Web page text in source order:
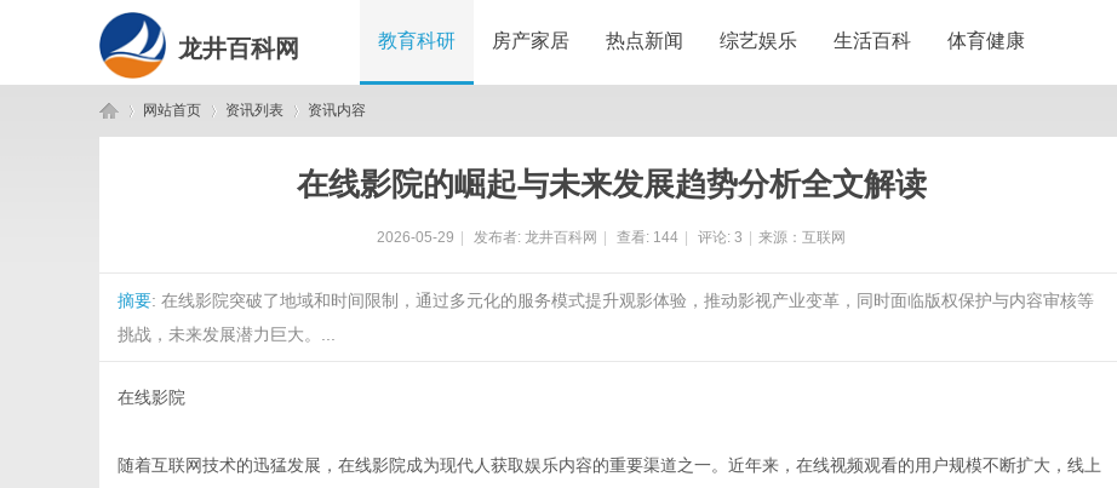
龙井百科网 教育科研 房产家居 热点新闻 综艺娱乐 生活百科 体育健康
网站首页 资讯列表 资讯内容
在线影院的崛起与未来发展趋势分析全文解读
2026-05-29 发布者: 龙井百科网 查看: 144 评论: 3 来源：互联网
摘要: 在线影院突破了地域和时间限制，通过多元化的服务模式提升观影体验，推动影视产业变革，同时面临版权保护与内容审核等
挑战，未来发展潜力巨大。...
在线影院
随着互联网技术的迅猛发展，在线影院成为现代人获取娱乐内容的重要渠道之一。近年来，在线视频观看的用户规模不断扩大，线上